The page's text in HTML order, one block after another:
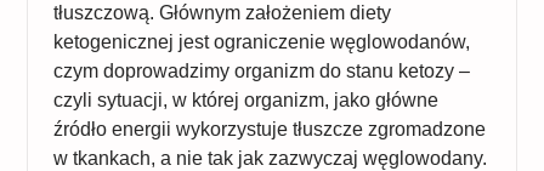
tłuszczową. Głównym założeniem diety
ketogenicznej jest ograniczenie węglowodanów,
czym doprowadzimy organizm do stanu ketozy –
czyli sytuacji, w której organizm, jako główne
źródło energii wykorzystuje tłuszcze zgromadzone
w tkankach, a nie tak jak zazwyczaj węglowodany.